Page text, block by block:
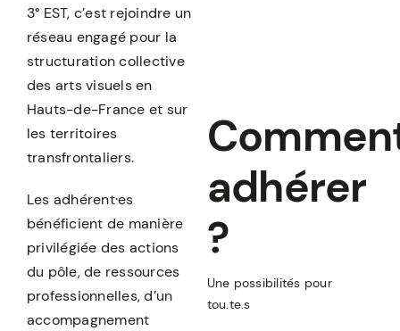
RESSOURCES
3° EST, c’est rejoindre un
réseau engagé pour la
structuration collective
des arts visuels en
Hauts-de-France et sur
les territoires
transfrontaliers.
Les adhérent·es
bénéficient de manière
privilégiée des actions
du pôle, de ressources
professionnelles, d’un
accompagnement
adhérer
?
Une possibilités pour
tou.te.s